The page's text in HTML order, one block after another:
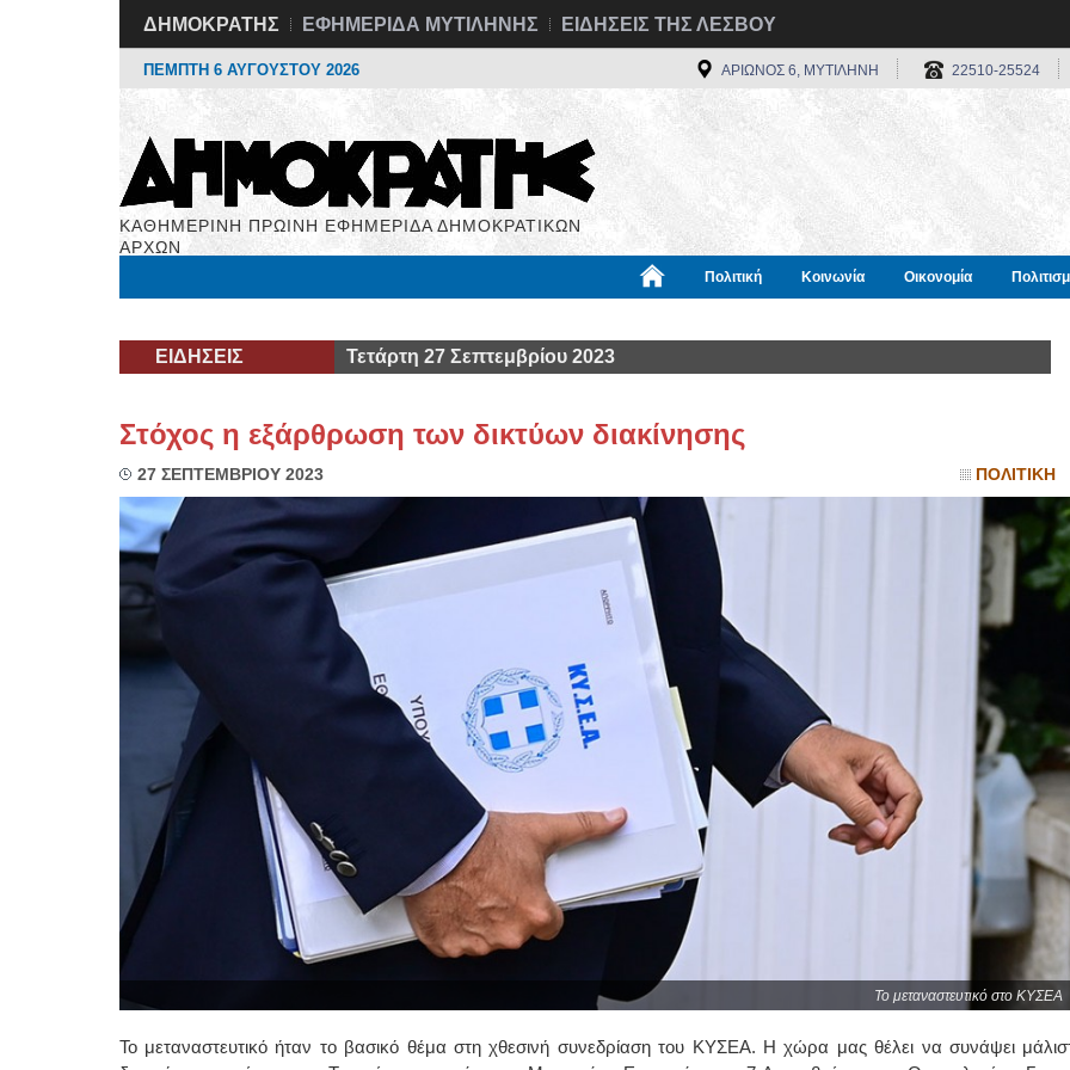
ΔΗΜΟΚΡΑΤΗΣ ΕΦΗΜΕΡΙΔΑ ΜΥΤΙΛΗΝΗΣ ΕΙΔΗΣΕΙΣ ΤΗΣ ΛΕΣΒΟΥ
ΠΕΜΠΤΗ 6 ΑΥΓΟΥΣΤΟΥ 2026 ΑΡΙΩΝΟΣ 6, ΜΥΤΙΛΗΝΗ 22510-25524
ΚΑΘΗΜΕΡΙΝΗ ΠΡΩΙΝΗ ΕΦΗΜΕΡΙΔΑ ΔΗΜΟΚΡΑΤΙΚΩΝ
ΑΡΧΩΝ
Πολιτική Κοινωνία Οικονομία
ΕΙΔΗΣΕΙΣ Τετάρτη 27 Σεπτεμβρίου 2023
Στόχος η εξάρθρωση των δικτύων διακίνησης
27 ΣΕΠΤΕΜΒΡΙΟΥ 2023 ΠΟΛΙΤΙΚΗ
Το μεταναστευτικό στο ΚΥΣΕΑ
Το μεταναστευτικό ήταν το βασικό θέμα στη χθεσινή συνεδρίαση του ΚΥΣΕΑ. Η χώρα μας θέλει να συνάψει